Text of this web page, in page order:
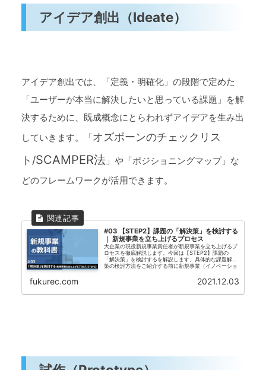
アイデア創出（Ideate）
アイデア創出では、「定義・明確化」の段階で定めた
「ユーザーが本当に解決したいと思っている課題」を解
決するために、既成概念にとらわれずアイデアを生み出
していきます。「オズボーンのチェックリス
ト/SCAMPER法 」や「ポジショニングマップ」な
どのフレームワークが活用できます。
#03 【STEP2】課題の「解決策」を検討する
｜ 新規事業を立ち上げるプロセス
大企業の現役新規事業責任者が新規事業を立ち上げるプ
ロセスを徹底解説します。今回は【STEP2】課題の
「解決策」を検討するを解説します。具体的な課題解決
策の検討方法をご紹介する前に新規事業（イノベーショ
大別すると「代替価値提供型」と「価値創出型」の２つ
があると考えています。さらに「代替価値提供型」は
fukurec.com 2021.12.03